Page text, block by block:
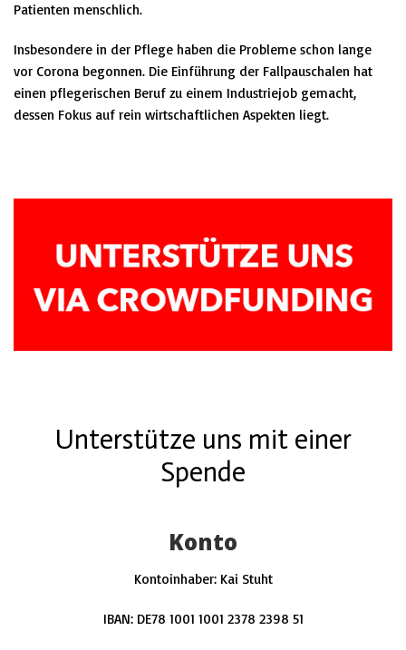
Patienten menschlich.
Insbesondere in der Pflege haben die Probleme schon lange
vor Corona begonnen. Die Einführung der Fallpauschalen hat
einen pflegerischen Beruf zu einem Industriejob gemacht,
dessen Fokus auf rein wirtschaftlichen Aspekten liegt.
Unterstütze uns mit einer
Spende
Konto
Kontoinhaber: Kai Stuht
IBAN: DE78 1001 1001 2378 2398 51